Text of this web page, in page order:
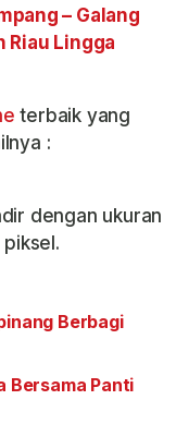
– Galang
Riau Lingga
terbaik yang
:
dengan ukuran
piksel.
Berbagi
Bersama Panti